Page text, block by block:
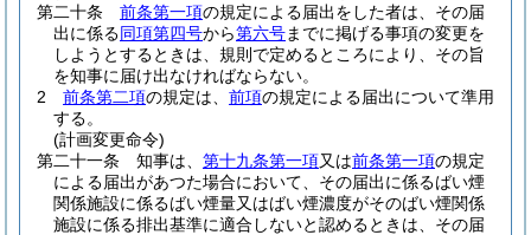
第二十条
前条第一項の規定による届出をした者は、その届
出に係る同項第四号から第六号までに掲げる事項の変更を
しようとするときは、規則で定めるところにより、その旨
を知事に届け出なければならない。
2
前条第二項の規定は、 前項の規定による届出について準用
する。
(計画変更命令)
第二十一条
知事は、 第十九条第一項又は前条第一項の規定
による届出があつた場合において、その届出に係るばい煙
関係施設に係るばい煙量又はばい煙濃度がそのばい煙関係
施設に係る排出基準に適合しないと認めるときは、その届